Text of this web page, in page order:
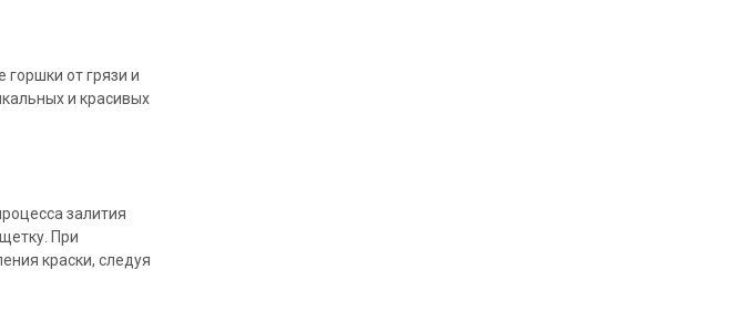
от грязи и
и красивых
залития
При
краски, следуя